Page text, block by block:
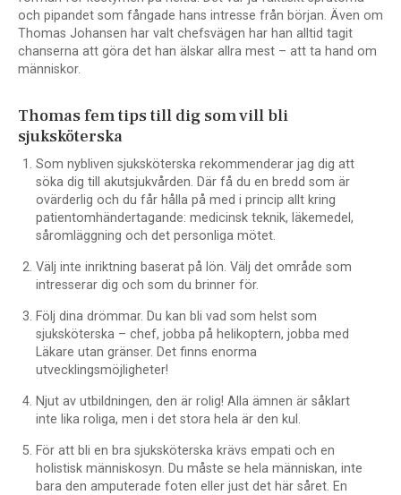
och pipandet som fångade hans intresse från början. Även om
Thomas Johansen har valt chefsvägen har han alltid tagit
chanserna att göra det han älskar allra mest – att ta hand om
människor.
Thomas fem tips till dig som vill bli
sjuksköterska
Som nybliven sjuksköterska rekommenderar jag dig att
söka dig till akutsjukvården. Där få du en bredd som är
ovärderlig och du får hålla på med i princip allt kring
patientomhändertagande: medicinsk teknik, läkemedel,
såromläggning och det personliga mötet.
Välj inte inriktning baserat på lön. Välj det område som
intresserar dig och som du brinner för.
Följ dina drömmar. Du kan bli vad som helst som
sjuksköterska – chef, jobba på helikoptern, jobba med
Läkare utan gränser. Det finns enorma
utvecklingsmöjligheter!
Njut av utbildningen, den är rolig! Alla ämnen är såklart
inte lika roliga, men i det stora hela är den kul.
För att bli en bra sjuksköterska krävs empati och en
holistisk människosyn. Du måste se hela människan, inte
bara den amputerade foten eller just det här såret. En